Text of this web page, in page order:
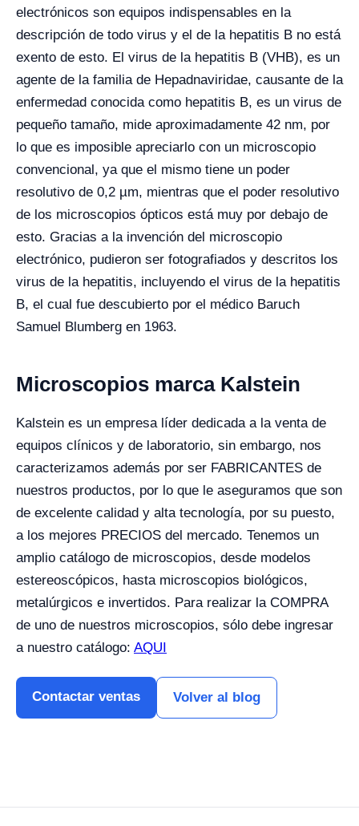
electrónicos son equipos indispensables en la
descripción de todo virus y el de la hepatitis B no está
exento de esto. El virus de la hepatitis B (VHB), es un
agente de la familia de Hepadnaviridae, causante de la
enfermedad conocida como hepatitis B, es un virus de
pequeño tamaño, mide aproximadamente 42 nm, por
lo que es imposible apreciarlo con un microscopio
convencional, ya que el mismo tiene un poder
resolutivo de 0,2 µm, mientras que el poder resolutivo
de los microscopios ópticos está muy por debajo de
esto. Gracias a la invención del microscopio
electrónico, pudieron ser fotografiados y descritos los
virus de la hepatitis, incluyendo el virus de la hepatitis
B, el cual fue descubierto por el médico Baruch
Samuel Blumberg en 1963.
Microscopios marca Kalstein
Kalstein es un empresa líder dedicada a la venta de
equipos clínicos y de laboratorio, sin embargo, nos
caracterizamos además por ser FABRICANTES de
nuestros productos, por lo que le aseguramos que son
de excelente calidad y alta tecnología, por su puesto,
a los mejores PRECIOS del mercado. Tenemos un
amplio catálogo de microscopios, desde modelos
estereoscópicos, hasta microscopios biológicos,
metalúrgicos e invertidos. Para realizar la COMPRA
de uno de nuestros microscopios, sólo debe ingresar
a nuestro catálogo: AQUI
Contactar ventas Volver al blog